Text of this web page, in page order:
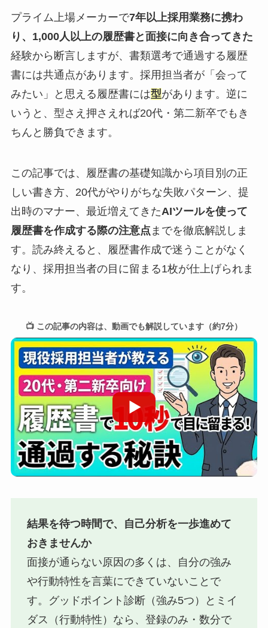
プライム上場メーカーで7年以上採用業務に携わ
り、1,000人以上の履歴書と面接に向き合ってきた
経験から断言しますが、書類選考で通過する履歴
書には共通点があります。採用担当者が「会って
みたい」と思える履歴書には型があります。逆に
いうと、型さえ押さえれば20代・第二新卒でもき
ちんと勝負できます。
この記事では、履歴書の基礎知識から項目別の正
しい書き方、20代がやりがちな失敗パターン、提
出時のマナー、最近増えてきたAIツールを使って
履歴書を作成する際の注意点 までを徹底解説しま
す。読み終えると、履歴書作成で迷うことがなく
なり、採用担当者の目に留まる1枚が仕上げられま
す。
📺 この記事の内容は、動画でも解説しています（約7分）
結果を待つ時間で、自己分析を一歩進めて
おきませんか
面接が通らない原因の多くは、自分の強み
や行動特性を言葉にできていないことで
す。グッドポイント診断（強み5つ）とミイ
ダス（行動特性）なら、登録のみ・数分で